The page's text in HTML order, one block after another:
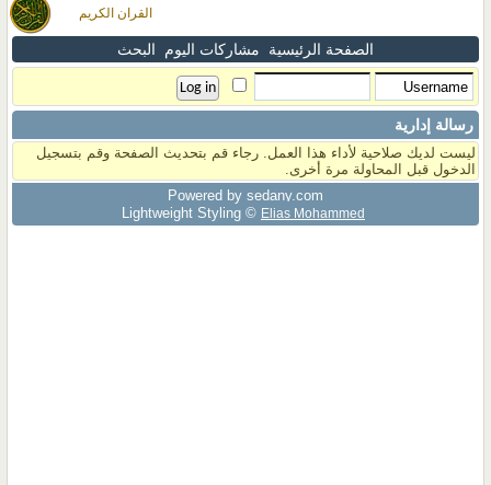
القران الكريم
الصفحة الرئيسية مشاركات اليوم البحث
رسالة إدارية
ليست لديك صلاحية لأداء هذا العمل. رجاء قم بتحديث الصفحة وقم بتسجيل
الدخول قبل المحاولة مرة أخرى.
Powered by sedany.com
Lightweight Styling © Elias Mohammed